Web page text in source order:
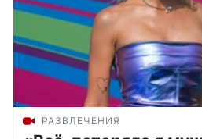
РАЗВЛЕЧЕНИЯ